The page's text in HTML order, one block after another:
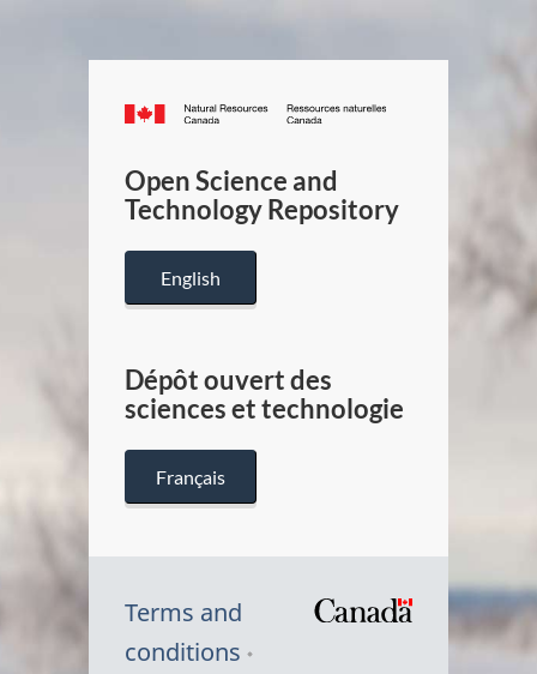
Canada.ca
/
Canada
Open Science and
Technology Repository
English
Dépôt ouvert des
sciences et technologie
Français
Terms and
conditions
Symbole